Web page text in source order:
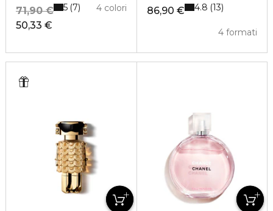
50,33 €
71,90 € 4 colori
5 7 86,90 €
4 formati
4.8 13